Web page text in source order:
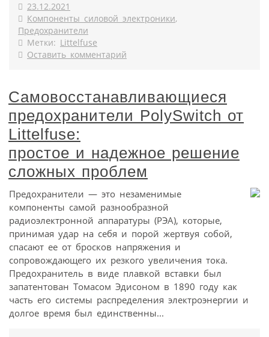
23.12.2021
Компоненты силовой электроники,
Предохранители
Метки: Littelfuse
Оставить комментарий
Самовосстанавливающиеся
предохранители PolySwitch от
Littelfuse:
простое и надежное решение
сложных проблем
Предохранители — это незаменимые
компоненты самой разнообразной
радиоэлектронной аппаратуры (РЭА), которые,
принимая удар на себя и порой жертвуя собой,
спасают ее от бросков напряжения и
сопровождающего их резкого увеличения тока.
Предохранитель в виде плавкой вставки был
запатентован Томасом Эдисоном в 1890 году как
часть его системы распределения электроэнергии и
долгое время был единственны...